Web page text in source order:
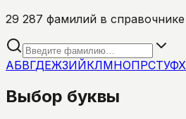
29 287 фамилий в справочнике
АБВГДЕЖЗИЙКЛМНОПРСТУФХ
Выбор буквы